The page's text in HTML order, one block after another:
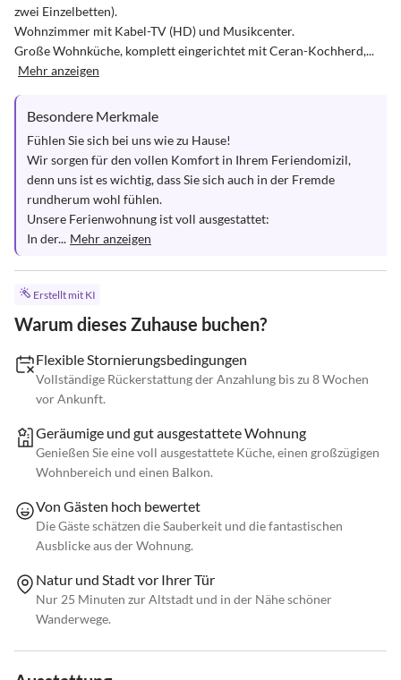
zwei Einzelbetten).
Wohnzimmer mit Kabel-TV (HD) und Musikcenter.
Große Wohnküche, komplett eingerichtet mit Ceran-Kochherd,...
Mehr anzeigen
Besondere Merkmale
Fühlen Sie sich bei uns wie zu Hause!
Wir sorgen für den vollen Komfort in Ihrem Feriendomizil,
denn uns ist es wichtig, dass Sie sich auch in der Fremde
rundherum wohl fühlen.
Unsere Ferienwohnung ist voll ausgestattet:
In der... Mehr anzeigen
Erstellt mit KI
Warum dieses Zuhause buchen?
Flexible Stornierungsbedingungen
Vollständige Rückerstattung der Anzahlung bis zu 8 Wochen
vor Ankunft.
Geräumige und gut ausgestattete Wohnung
Genießen Sie eine voll ausgestattete Küche, einen großzügigen
Wohnbereich und einen Balkon.
Von Gästen hoch bewertet
Die Gäste schätzen die Sauberkeit und die fantastischen
Ausblicke aus der Wohnung.
Natur und Stadt vor Ihrer Tür
Nur 25 Minuten zur Altstadt und in der Nähe schöner
Wanderwege.